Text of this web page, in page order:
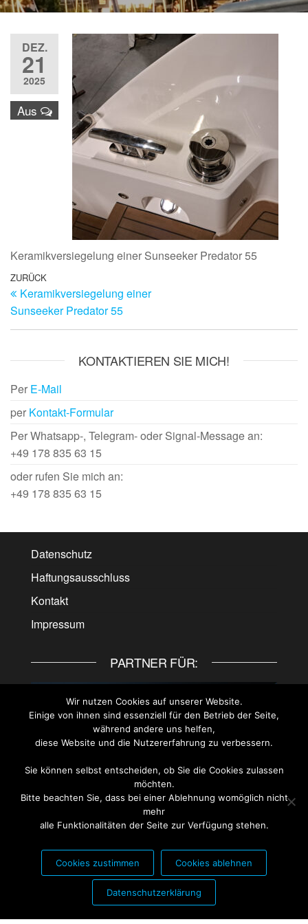
DEZ.
21
2025
Aus
Keramikversiegelung einer Sunseeker Predator 55
Beitragsnavigation
Vorheriger
Beitrag
ZURÜCK
Keramikversiegelung einer
Sunseeker Predator 55
KONTAKTIEREN SIE MICH!
Per E-Mail
per Kontakt-Formular
Per Whatsapp-, Telegram- oder Signal-Message an:
+49 178 835 63 15
oder rufen Sie mich an:
+49 178 835 63 15
Datenschutz
Haftungsausschluss
Kontakt
Impressum
PARTNER FÜR:
PARTNER FÜR:
Wir nutzen Cookies auf unserer Website.
Einige von ihnen sind essenziell für den Betrieb der Seite,
während andere uns helfen,
diese Website und die Nutzererfahrung zu verbessern.
Sie können selbst entscheiden, ob Sie die Cookies zulassen
möchten.
Bitte beachten Sie, dass bei einer Ablehnung womöglich nicht
mehr
alle Funktionalitäten der Seite zur Verfügung stehen.
Cookies zustimmen Cookies ablehnen
Datenschutzerklärung